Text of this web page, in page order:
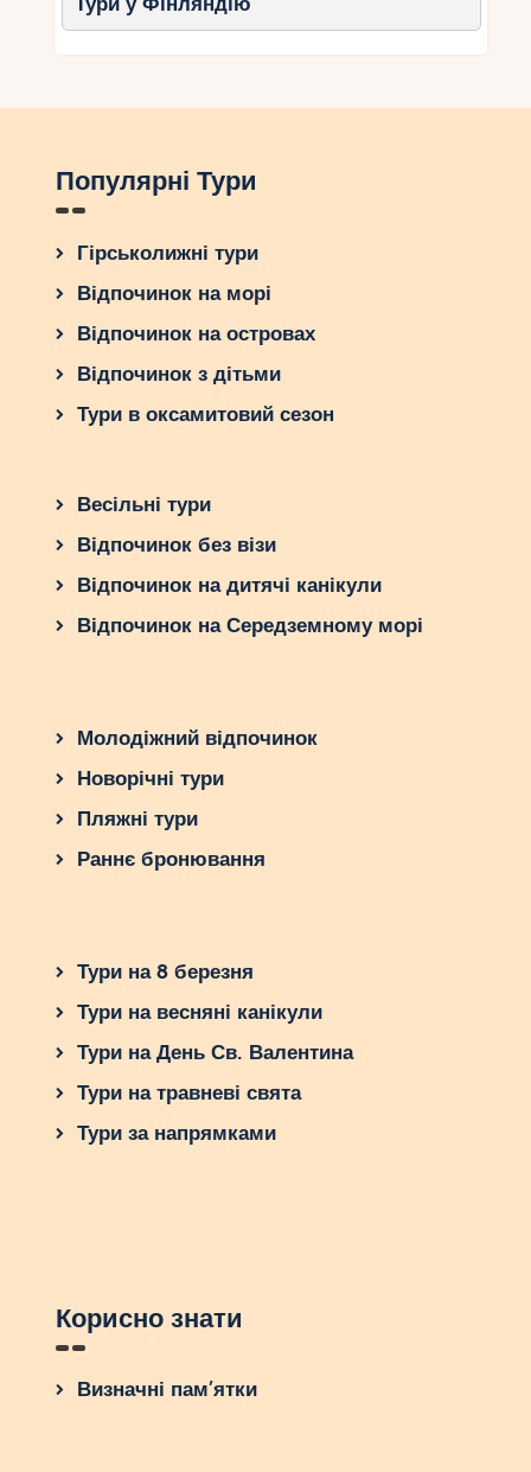
Популярні Тури
Гірськолижні тури
Відпочинок на морі
Відпочинок на островах
Відпочинок з дітьми
Тури в оксамитовий сезон
Весільні тури
Відпочинок без візи
Відпочинок на дитячі канікули
Відпочинок на Середземному морі
Молодіжний відпочинок
Новорічні тури
Пляжні тури
Раннє бронювання
Тури на 8 березня
Тури на весняні канікули
Тури на День Св. Валентина
Тури на травневі свята
Тури за напрямками
Корисно знати
Визначні пам’ятки